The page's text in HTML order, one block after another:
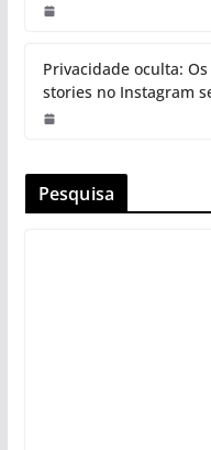
Privacidade oculta:
stories no Instagram
Pesquisa